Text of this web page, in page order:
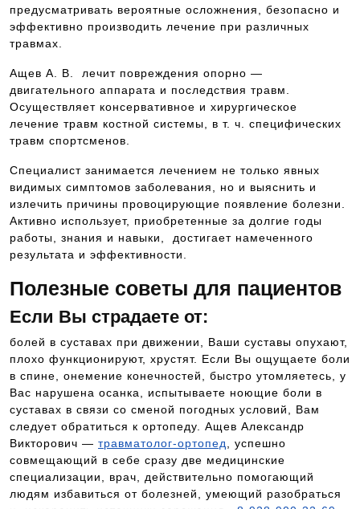
предусматривать вероятные осложнения, безопасно и
эффективно производить лечение при различных
травмах.
Ащев А. В. лечит повреждения опорно —
двигательного аппарата и последствия травм.
Осуществляет консервативное и хирургическое
лечение травм костной системы, в т. ч. специфических
травм спортсменов.
Специалист занимается лечением не только явных
видимых симптомов заболевания, но и выяснить и
излечить причины провоцирующие появление болезни.
Активно использует, приобретенные за долгие годы
работы, знания и навыки, достигает намеченного
результата и эффективности.
Полезные советы для пациентов
Если Вы страдаете от:
болей в суставах при движении, Ваши суставы опухают,
плохо функционируют, хрустят. Если Вы ощущаете боли
в спине, онемение конечностей, быстро утомляетесь, у
Вас нарушена осанка, испытываете ноющие боли в
суставах в связи со сменой погодных условий, Вам
следует обратиться к ортопеду. Ащев Александр
Викторович — травматолог-ортопед
, успешно
совмещающий в себе сразу две медицинские
специализации, врач, действительно помогающий
людям избавиться от болезней, умеющий разобраться